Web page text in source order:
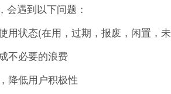
遇到以下问题：
用状态(在用，过期，报废，闲置
不必要的浪费
降低用户积极性